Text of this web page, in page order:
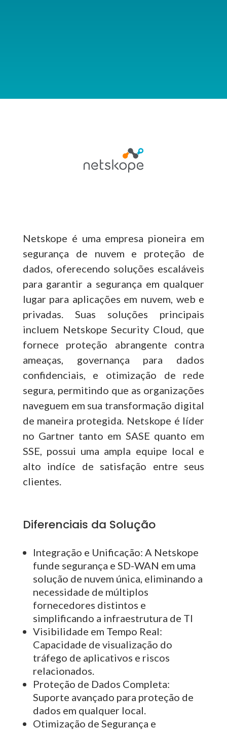
Netskope é uma empresa pioneira em
segurança de nuvem e proteção de
dados, oferecendo soluções escaláveis
para garantir a segurança em qualquer
lugar para aplicações em nuvem, web e
privadas. Suas soluções principais
incluem Netskope Security Cloud, que
fornece proteção abrangente contra
ameaças, governança para dados
confidenciais, e otimização de rede
segura, permitindo que as organizações
naveguem em sua transformação digital
de maneira protegida. Netskope é líder
no Gartner tanto em SASE quanto em
SSE, possui uma ampla equipe local e
alto indíce de satisfação entre seus
clientes.
Diferenciais da Solução
Integração e Unificação: A Netskope
funde segurança e SD-WAN em uma
solução de nuvem única, eliminando a
necessidade de múltiplos
fornecedores distintos e
simplificando a infraestrutura de TI
Visibilidade em Tempo Real:
Capacidade de visualização do
tráfego de aplicativos e riscos
relacionados.
Proteção de Dados Completa:
Suporte avançado para proteção de
dados em qualquer local.
Otimização de Segurança e